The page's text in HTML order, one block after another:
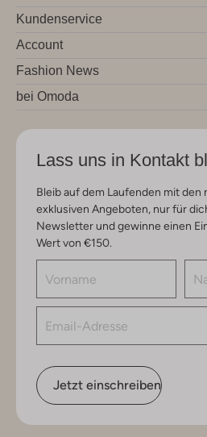
Kundenservice
Account
Fashion News
bei Omoda
Lass uns in Kontakt
Bleib auf dem Laufenden mit
exklusiven Angeboten, nur für
Newsletter und gewinne einen
Wert von €150.
Jetzt einschreiben